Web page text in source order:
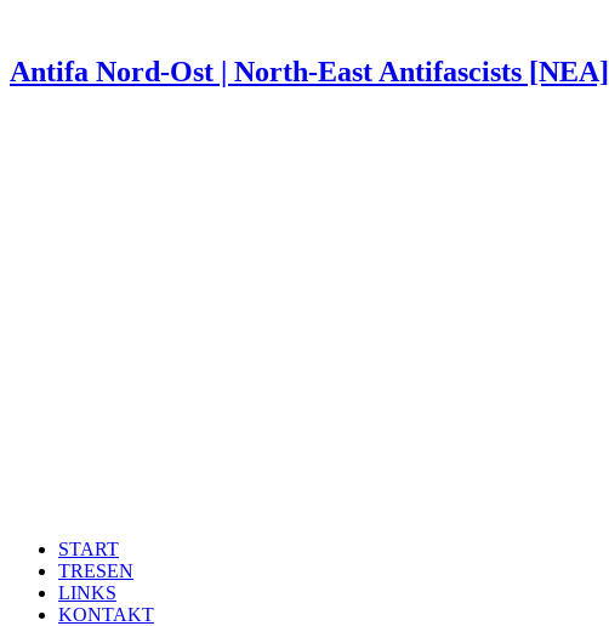
Antifa Nord-Ost | North-East Antifascists [NEA]
START
TRESEN
LINKS
KONTAKT